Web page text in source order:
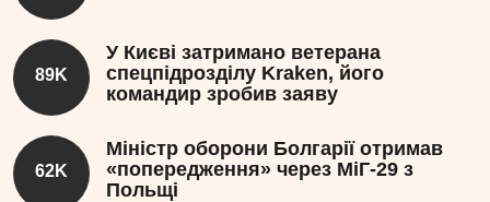
89K
У Києві затримано ветерана
спецпідрозділу Kraken, його
командир зробив заяву
62K
Міністр оборони Болгарії отримав
«попередження» через МіГ-29 з
Польщі